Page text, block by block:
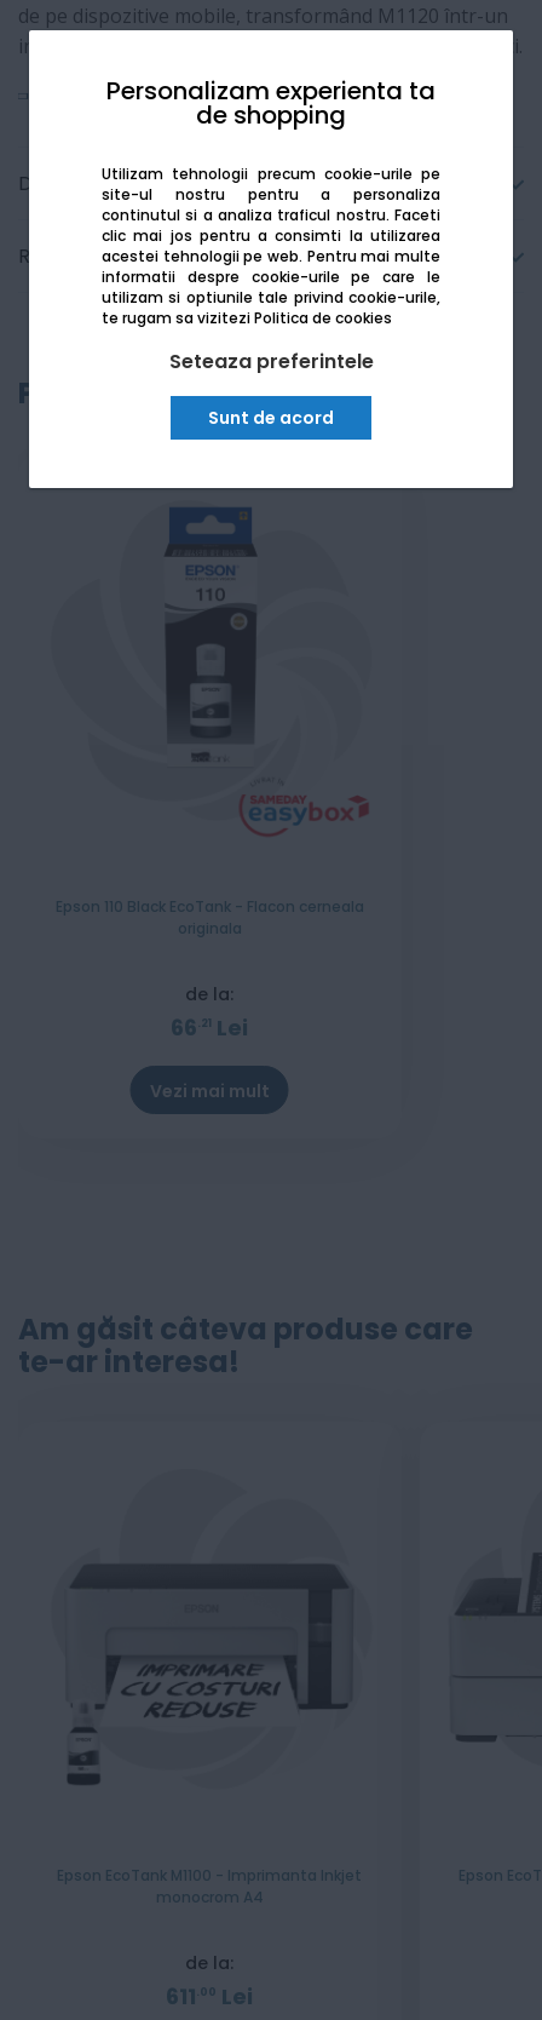
Personalizam experienta ta
de shopping
Utilizam tehnologii precum cookie-urile pe
site-ul nostru pentru a personaliza
continutul si a analiza traficul nostru. Faceti
clic mai jos pentru a consimti la utilizarea
acestei tehnologii pe web. Pentru mai multe
informatii despre cookie-urile pe care le
utilizam si optiunile tale privind cookie-urile,
te rugam sa viziteziPolitica de cookies
Seteaza preferintele
Sunt de acord
de pe dispozitive mobile, transformând M1120 într-un
instrument esențial pentru home office sau afaceri mici.
Vezi mai mult
Detalii tehnice
Recenzii
Produse recomandate
Epson 110 Black EcoTank - Flacon cerneala
originala
de la:
66 21 Lei
Vezi mai mult
Am găsit câteva produse care
te-ar interesa!
Epson EcoTank M1100 - Imprimanta Inkjet
monocrom A4
de la:
611 00 Lei
Epson